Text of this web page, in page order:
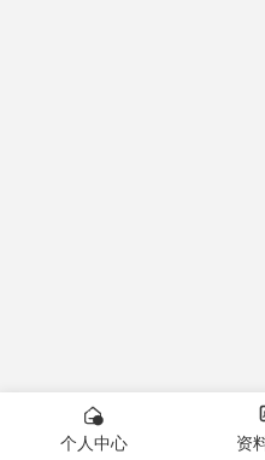

个人中心 资